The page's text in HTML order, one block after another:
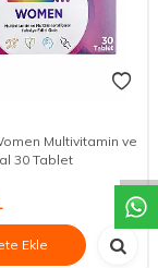
DESTEK
Multivitamin ve
30 Tablet
Ekle